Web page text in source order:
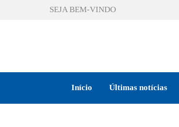
SEJA BEM-VINDO
Início Últimas notícias